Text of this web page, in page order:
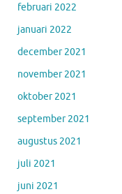
februari 2022
januari 2022
december 2021
november 2021
oktober 2021
september 2021
augustus 2021
juli 2021
juni 2021